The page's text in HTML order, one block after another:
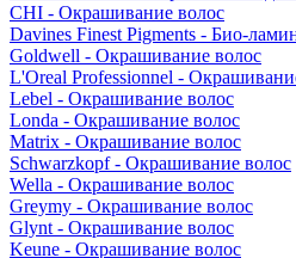
CHI - Окрашивание волос
Davines Finest Pigments - Био-
Goldwell - Окрашивание волос
L'Oreal Professionnel -
Lebel - Окрашивание волос
Londa - Окрашивание волос
Matrix - Окрашивание волос
Schwarzkopf - Окрашивание волос
Wella - Окрашивание волос
Greymy - Окрашивание волос
Glynt - Окрашивание волос
Keune - Окрашивание волос